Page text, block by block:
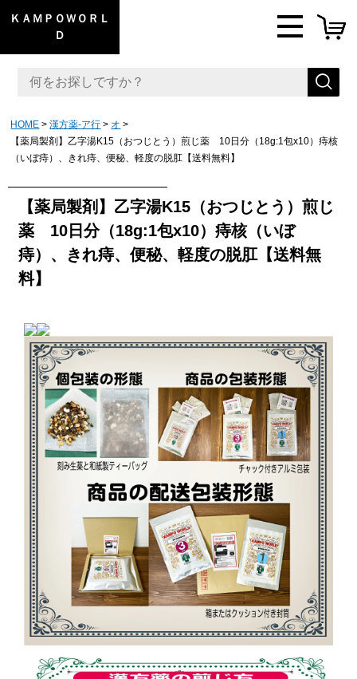
ＫＡＭＰＯＷＯＲＬ
Ｄ
HOME 漢方薬-ア行
オ
【薬局製剤】乙字湯K15（おつじとう）煎じ薬 10日分（18g:1包x10）痔核
（いぼ痔）、きれ痔、便秘、軽度の脱肛【送料無料】
【薬局製剤】乙字湯K15（おつじとう）煎じ
薬 10日分（18g:1包x10）痔核（いぼ
痔）、きれ痔、便秘、軽度の脱肛【送料無
料】